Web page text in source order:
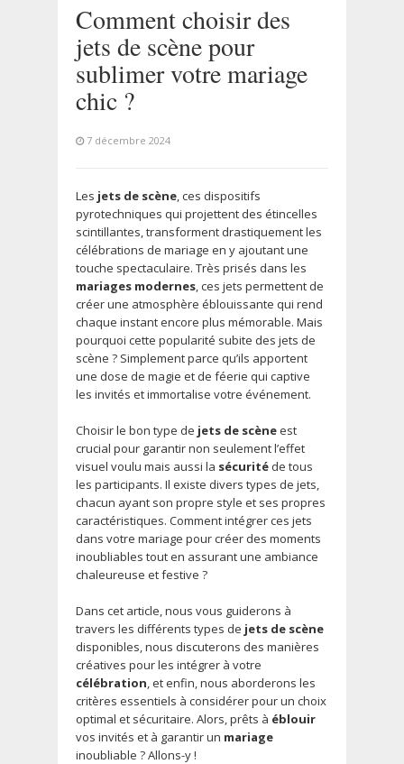
Comment choisir des
jets de scène pour
sublimer votre mariage
chic ?
7 décembre 2024
Les jets de scène, ces dispositifs
pyrotechniques qui projettent des étincelles
scintillantes, transforment drastiquement les
célébrations de mariage en y ajoutant une
touche spectaculaire. Très prisés dans les
mariages modernes, ces jets permettent de
créer une atmosphère éblouissante qui rend
chaque instant encore plus mémorable. Mais
pourquoi cette popularité subite des jets de
scène ? Simplement parce qu’ils apportent
une dose de magie et de féerie qui captive
les invités et immortalise votre événement.
Choisir le bon type de jets de scèneest
crucial pour garantir non seulement l’effet
visuel voulu mais aussi la sécurité de tous
les participants. Il existe divers types de jets,
chacun ayant son propre style et ses propres
caractéristiques. Comment intégrer ces jets
dans votre mariage pour créer des moments
inoubliables tout en assurant une ambiance
chaleureuse et festive ?
Dans cet article, nous vous guiderons à
travers les différents types de jets de scène
disponibles, nous discuterons des manières
créatives pour les intégrer à votre
célébration, et enfin, nous aborderons les
critères essentiels à considérer pour un choix
optimal et sécuritaire. Alors, prêts à éblouir
vos invités et à garantir un mariage
inoubliable ? Allons-y !